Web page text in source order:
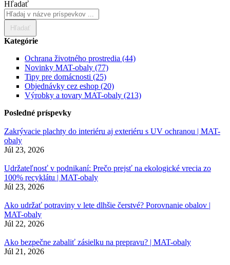
Hľadať
Hľadať
Kategórie
Ochrana životného prostredia (44)
Novinky MAT-obaly (77)
Tipy pre domácnosti (25)
Objednávky cez eshop (20)
Výrobky a tovary MAT-obaly (213)
Posledné príspevky
Zakrývacie plachty do interiéru aj exteriéru s UV ochranou | MAT-
obaly
Júl 23, 2026
Udržateľnosť v podnikaní: Prečo prejsť na ekologické vrecia zo
100% recyklátu | MAT-obaly
Júl 23, 2026
Ako udržať potraviny v lete dlhšie čerstvé? Porovnanie obalov |
MAT-obaly
Júl 22, 2026
Ako bezpečne zabaliť zásielku na prepravu? | MAT-obaly
Júl 21, 2026